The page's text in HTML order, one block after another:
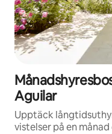
Aguilar
Upptäck
vistelser på en